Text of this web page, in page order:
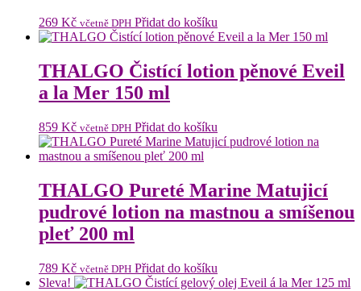
269 Kč včetně DPH Přidat do košíku
THALGO Čistící lotion pěnové Eveil
a la Mer 150 ml
859 Kč včetně DPH Přidat do košíku
THALGO Pureté Marine Matujicí
pudrové lotion na mastnou a smíšenou
pleť 200 ml
789 Kč včetně DPH Přidat do košíku
Sleva!